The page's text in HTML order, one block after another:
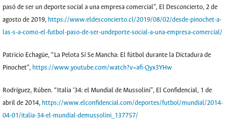
pasó de ser un deporte social a una empresa comercial”, El Desconcierto, 2 de
agosto de 2019, https://www.eldesconcierto.cl/2019/08/02/desde-pinochet-a-
las-s-a-como-el-futbol-paso-de-ser-undeporte-social-a-una-empresa-comercial/
Patricio Echagüe, “La Pelota Sí Se Mancha: El fútbol durante la Dictadura de
Pinochet”, https://www.youtube.com/watch?v=afi-Qyx3YHw
Rodríguez, Rúben. “Italia ‘34: el Mundial de Mussolini”, El Confidencial, 1 de
abril de 2014, https://www.elconfidencial.com/deportes/futbol/mundial/2014-
04-01/italia-34-el-mundial-demussolini_137757/